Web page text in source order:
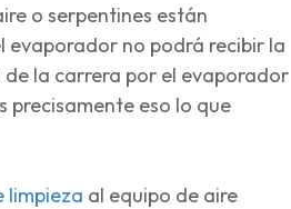
o serpentines están
no podrá recibir la
la carrera por el evaporador
precisamente eso lo que
limpieza al equipo de aire